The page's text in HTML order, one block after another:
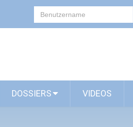
DOSSIERS VIDEOS